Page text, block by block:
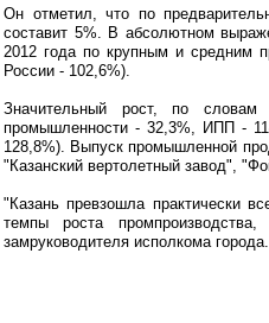
Он отметил, что по
составит 5%. В абсолютном
2012 года по крупным и средним
России - 102,6%).
Значительный рост, по словам
промышленности - 32,3%, ИПП -
128,8%). Выпуск промышленной
"Казанский вертолетный завод",
"Казань превзошла практически
темпы роста
замруководителя исполкома города.